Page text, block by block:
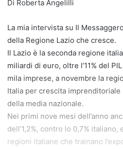
Di Roberta Angelilli
La mia intervista su Il
della Regione Lazio che cresce.
Il Lazio è la seconda regione
miliardi di euro, oltre l’11% del
mila imprese, a novembre la
Italia per crescita imprenditoriale
della media nazionale.
Nei primi nove mesi dell’anno
dell’1,2%, contro lo 0,7%
regioni italiane che trainano